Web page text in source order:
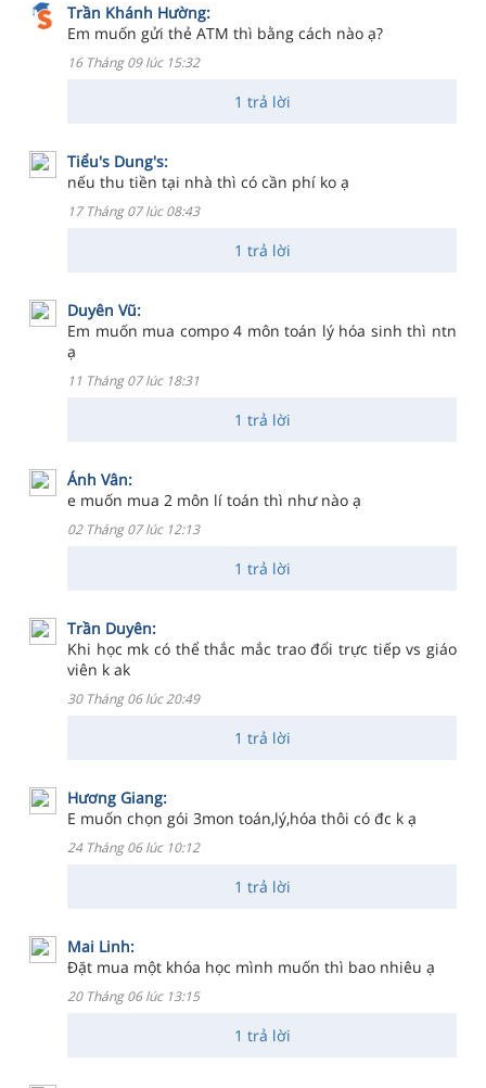
Trần Khánh Hường:
Em muốn gửi thẻ ATM thì bằng cách nào ạ?
16 Tháng 09 lúc 15:32
1 trả lời
Tiểu's Dung's:
nếu thu tiền tại nhà thì có cần phí ko ạ
17 Tháng 07 lúc 08:43
1 trả lời
Duyên Vũ:
Em muốn mua compo 4 môn toán lý hóa sinh thì ntn
ạ
11 Tháng 07 lúc 18:31
1 trả lời
Ánh Vân:
e muốn mua 2 môn lí toán thì như nào ạ
02 Tháng 07 lúc 12:13
1 trả lời
Trần Duyên:
Khi học mk có thể thắc mắc trao đổi trực tiếp vs giáo
viên k ak
30 Tháng 06 lúc 20:49
1 trả lời
Hương Giang:
E muốn chọn gói 3mon toán,lý,hóa thôi có đc k ạ
24 Tháng 06 lúc 10:12
1 trả lời
Mai Linh:
Đặt mua một khóa học mình muốn thì bao nhiêu ạ
20 Tháng 06 lúc 13:15
1 trả lời